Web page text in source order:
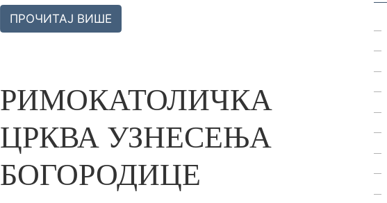
ПРОЧИТАЈ ВИШЕ
РИМОКАТОЛИЧКА
ЦРКВА УЗНЕСЕЊА
БОГОРОДИЦЕ